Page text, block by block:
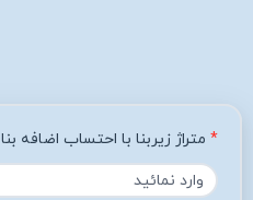
متراژ زیربنا با احتساب اضافه بنا